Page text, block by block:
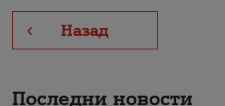
Назад
Последни новости